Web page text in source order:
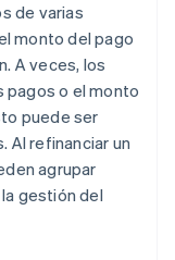
de varias
monto del pago
A veces, los
pagos o el monto
puede ser
Al refinanciar un
agrupar
gestión del